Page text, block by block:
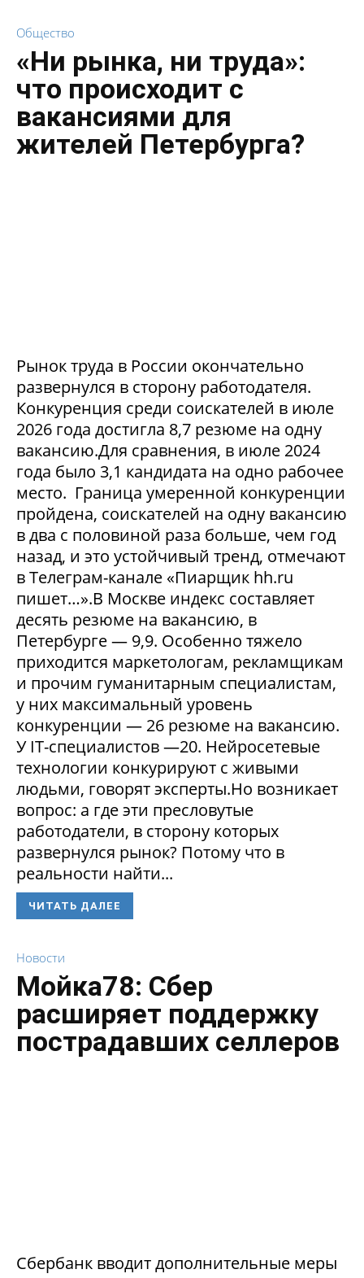
Общество
«Ни рынка, ни труда»:
что происходит с
вакансиями для
жителей Петербурга?
Рынок труда в России окончательно
развернулся в сторону работодателя.
Конкуренция среди соискателей в июле
2026 года достигла 8,7 резюме на одну
вакансию.Для сравнения, в июле 2024
года было 3,1 кандидата на одно рабочее
место. Граница умеренной конкуренции
пройдена, соискателей на одну вакансию
в два с половиной раза больше, чем год
назад, и это устойчивый тренд, отмечают
в Телеграм-канале «Пиарщик hh.ru
пишет…».В Москве индекс составляет
десять резюме на вакансию, в
Петербурге — 9,9. Особенно тяжело
приходится маркетологам, рекламщикам
и прочим гуманитарным специалистам,
у них максимальный уровень
конкуренции — 26 резюме на вакансию.
У IT-специалистов —20. Нейросетевые
технологии конкурируют с живыми
людьми, говорят эксперты.Но возникает
вопрос: а где эти пресловутые
работодатели, в сторону которых
развернулся рынок? Потому что в
реальности найти...
ЧИТАТЬ ДАЛЕЕ
Новости
Мойка78: Сбер
расширяет поддержку
пострадавших селлеров
Сбербанк вводит дополнительные меры